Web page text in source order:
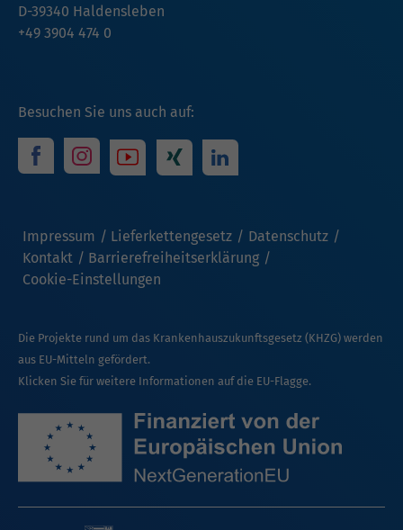
Besuchen Sie uns auch auf:
Impressum Lieferkettengesetz
Datenschutz
Kontakt
Barrierefreiheitserklärung
Cookie-Einstellungen
D-39340 Haldensleben
+49 3904 474 0
Die Projekte rund um das Krankenhauszukunftsgesetz (KHZG) werden
aus EU-Mitteln gefördert.
Klicken Sie für weitere Informationen auf die EU-Flagge.